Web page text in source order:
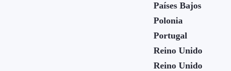
Países Bajos
Polonia
Portugal
Reino Unido
Reino Unido